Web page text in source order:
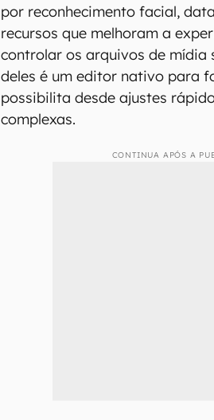
por reconhecimento facial,
recursos que melhoram a
controlar os arquivos de mídia
deles é um editor nativo para
possibilita desde ajustes
complexas.
CONTINUA APÓS A